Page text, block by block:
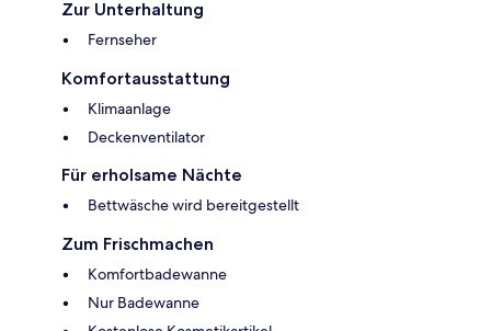
Zur Unterhaltung
Fernseher
Komfortausstattung
Klimaanlage
Deckenventilator
Für erholsame Nächte
Bettwäsche wird bereitgestellt
Zum Frischmachen
Komfortbadewanne
Nur Badewanne